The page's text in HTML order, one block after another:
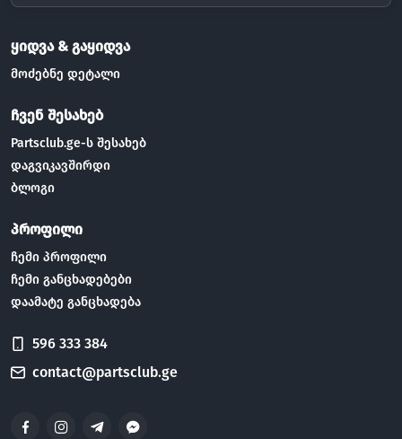
ყიდვა & გაყიდვა
მოძებნე დეტალი
ჩვენ შესახებ
Partsclub.ge-ს შესახებ
დაგვიკავშირდი
ბლოგი
პროფილი
ჩემი პროფილი
ჩემი განცხადებები
დაამატე განცხადება
596 333 384
contact@partsclub.ge